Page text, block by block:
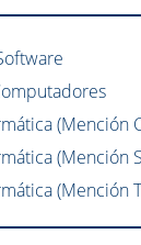
(Mención
(Mención
(Mención